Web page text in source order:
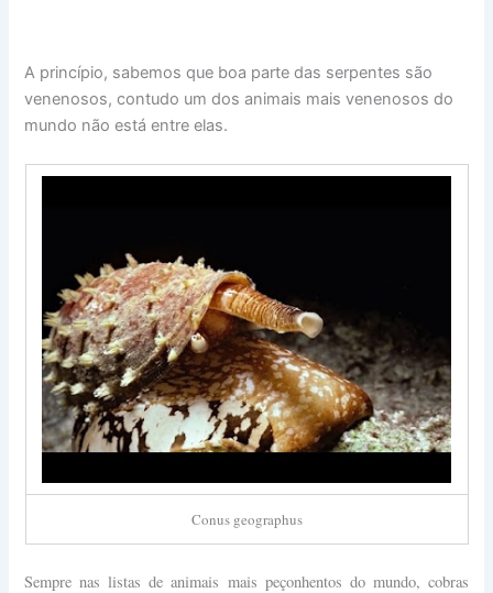
A princípio, sabemos que boa parte das serpentes são
venenosos, contudo um dos animais mais venenosos do
mundo não está entre elas.
Conus geographus
Sempre nas listas de animais mais peçonhentos do mundo, cobras